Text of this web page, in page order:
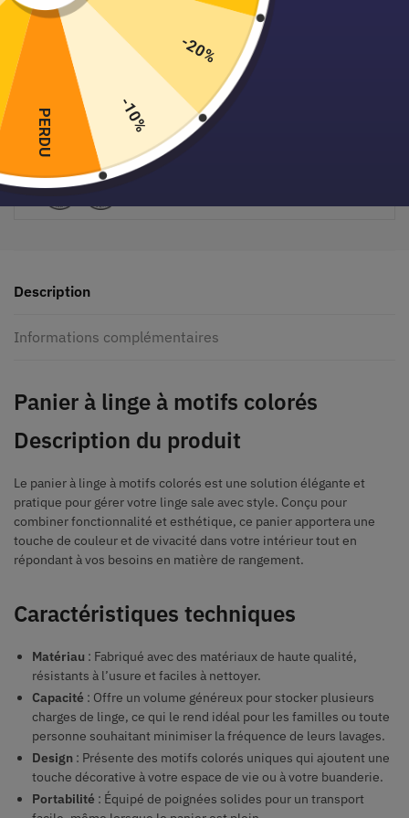
Paiement sécurisé garanti
Description
Informations complémentaires
Panier à linge à motifs colorés
Description du produit
Le panier à linge à motifs colorés est une solution élégante et
pratique pour gérer votre linge sale avec style. Conçu pour
combiner fonctionnalité et esthétique, ce panier apportera une
touche de couleur et de vivacité dans votre intérieur tout en
répondant à vos besoins en matière de rangement.
Caractéristiques techniques
Matériau : Fabriqué avec des matériaux de haute qualité,
résistants à l’usure et faciles à nettoyer.
Capacité : Offre un volume généreux pour stocker plusieurs
charges de linge, ce qui le rend idéal pour les familles ou toute
personne souhaitant minimiser la fréquence de leurs lavages.
Design : Présente des motifs colorés uniques qui ajoutent une
touche décorative à votre espace de vie ou à votre buanderie.
Portabilité : Équipé de poignées solides pour un transport
-20%
-10%
PERDU